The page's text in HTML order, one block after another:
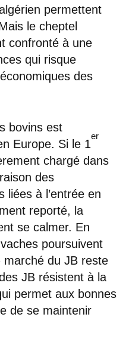
permettent
le cheptel
confronté à une
qui risque
des
bovins est
Europe. Si le 1
er
chargé dans
des
liées à l’entrée en
reporté, la
se calmer. En
poursuivent
marché du JB reste
JB résistent à la
permet aux bonnes
de se maintenir